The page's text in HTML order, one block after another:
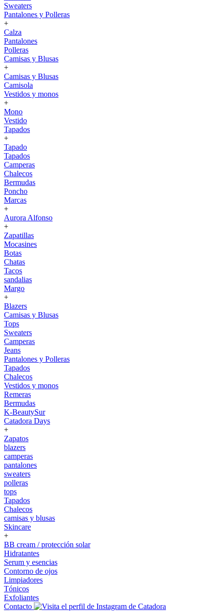
Sweaters
Pantalones y Polleras
+
Calza
Pantalones
Polleras
Camisas y Blusas
+
Camisas y Blusas
Camisola
Vestidos y monos
+
Mono
Vestido
Tapados
+
Tapado
Tapados
Camperas
Chalecos
Bermudas
Poncho
Marcas
+
Aurora Alfonso
+
Zapatillas
Mocasines
Botas
Chatas
Tacos
sandalias
Margo
+
Blazers
Camisas y Blusas
Tops
Sweaters
Camperas
Jeans
Pantalones y Polleras
Tapados
Chalecos
Vestidos y monos
Remeras
Bermudas
K-BeautySur
Catadora Days
+
Zapatos
blazers
camperas
pantalones
sweaters
polleras
tops
Tapados
Chalecos
camisas y blusas
Skincare
+
BB cream / protección solar
Hidratantes
Serum y esencias
Contorno de ojos
Limpiadores
Tónicos
Exfoliantes
Contacto